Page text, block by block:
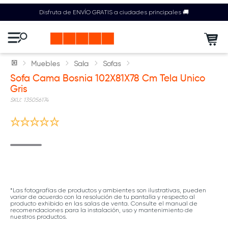
Disfruta de ENVÍO GRATIS a ciudades principales 🚚
Muebles Sala Sofas
Sofa Cama Bosnia 102X81X78 Cm Tela Unico
Gris
: 135056174
*Las fotografías de productos y ambientes son ilustrativas, pueden
variar de acuerdo con la resolución de tu pantalla y respecto al
producto exhibido en las salas de venta. Consulte el manual de
recomendaciones para la instalación, uso y mantenimiento de
nuestros productos.